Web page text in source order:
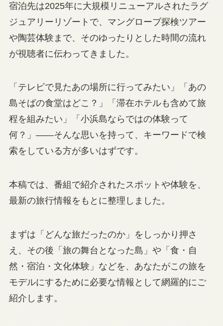
宿泊先は2025年に大規模リニューアルされたラグ
ジュアリーリゾートで、マングローブ探検ツアー
や陶芸体験まで、そのゆったりとした時間の流れ
が視聴者に伝わってきました。
「テレビで見たあの場所に行ってみたい」「あの
島そばの食堂はどこ？」「滞在ホテルも含めて旅
程を組みたい」「小浜島ならではの体験って
何？」――そんな思いを持って、キーワードで検
索をしている方が多いはずです。
本稿では、番組で紹介されたスポットや体験を、
最新の旅行情報をもとに整理しました。
まずは「どんな旅だったのか」をしっかり押さ
え、その後「旅の舞台となった島」や「食・自
然・宿泊・文化体験」などを、あなたがこの旅を
モデルにするために必要な情報として網羅的にご
紹介します。